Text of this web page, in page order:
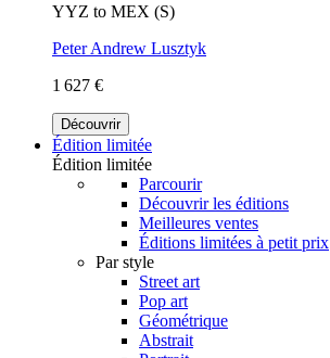
YYZ to MEX (S)
Peter Andrew Lusztyk
1 627 €
Découvrir
Édition limitée
Édition limitée
Parcourir
Découvrir les éditions
Meilleures ventes
Éditions limitées à petit prix
Par style
Street art
Pop art
Géométrique
Abstrait